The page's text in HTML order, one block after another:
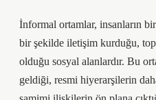
İnformal ortamlar, insanların
bir şekilde iletişim kurduğu,
olduğu sosyal alanlardır. Bu
geldiği, resmi hiyerarşilerin